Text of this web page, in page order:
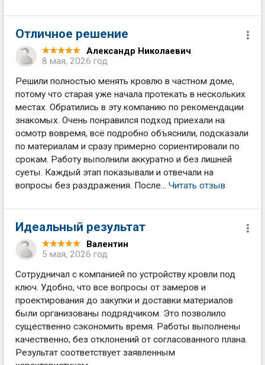
Отличное решение
Александр Николаевич
8 мая, 2026 год
Решили полностью менять кровлю в частном доме,
потому что старая уже начала протекать в нескольких
местах. Обратились в эту компанию по рекомендации
знакомых. Очень понравился подход приехали на
осмотр вовремя, всё подробно объяснили, подсказали
по материалам и сразу примерно сориентировали по
срокам. Работу выполнили аккуратно и без лишней
суеты. Каждый этап показывали и отвечали на
вопросы без раздражения. После... Читать отзыв
Идеальный результат
Валентин
5 мая, 2026 год
Сотрудничал с компанией по устройству кровли под
ключ. Удобно, что все вопросы от замеров и
проектирования до закупки и доставки материалов
были организованы подрядчиком. Это позволило
существенно сэкономить время. Работы выполнены
качественно, без отклонений от согласованного плана.
Результат соответствует заявленным